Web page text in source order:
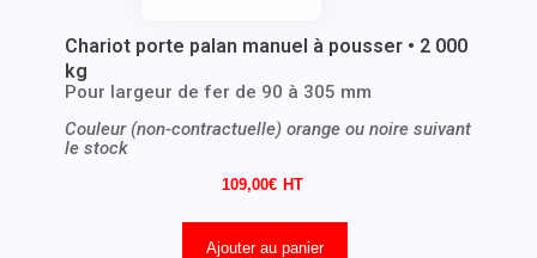
Chariot porte palan manuel à pousser • 2 000
kg
Pour largeur de fer de 90 à 305 mm
Couleur (non-contractuelle) orange ou noire suivant
le stock
109,00€
Ajouter au panier